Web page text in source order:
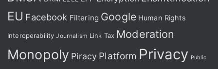
EU Facebook Filtering Google Human Rights
Interoperability Journalism Link Tax Moderation
Monopoly Piracy Platform Privacy Public